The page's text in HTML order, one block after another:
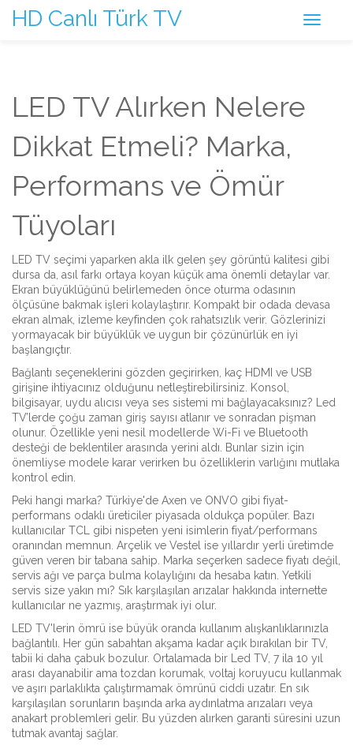
HD Canlı Türk TV
LED TV Alırken Nelere
Dikkat Etmeli? Marka,
Performans ve Ömür
Tüyoları
LED TV seçimi yaparken akla ilk gelen şey görüntü kalitesi gibi
dursa da, asıl farkı ortaya koyan küçük ama önemli detaylar var.
Ekran büyüklüğünü belirlemeden önce oturma odasının
ölçüsüne bakmak işleri kolaylaştırır. Kompakt bir odada devasa
ekran almak, izleme keyfinden çok rahatsızlık verir. Gözlerinizi
yormayacak bir büyüklük ve uygun bir çözünürlük en iyi
başlangıçtır.
Bağlantı seçeneklerini gözden geçirirken, kaç HDMI ve USB
girişine ihtiyacınız olduğunu netleştirebilirsiniz. Konsol,
bilgisayar, uydu alıcısı veya ses sistemi mi bağlayacaksınız? Led
TV’lerde çoğu zaman giriş sayısı atlanır ve sonradan pişman
olunur. Özellikle yeni nesil modellerde Wi-Fi ve Bluetooth
desteği de beklentiler arasında yerini aldı. Bunlar sizin için
önemliyse modele karar verirken bu özelliklerin varlığını mutlaka
kontrol edin.
Peki hangi marka? Türkiye'de Axen ve ONVO gibi fiyat-
performans odaklı üreticiler piyasada oldukça popüler. Bazı
kullanıcılar TCL gibi nispeten yeni isimlerin fiyat/performans
oranından memnun. Arçelik ve Vestel ise yıllardır yerli üretimde
güven veren bir tabana sahip. Marka seçerken sadece fiyatı değil,
servis ağı ve parça bulma kolaylığını da hesaba katın. Yetkili
servis size yakın mı? Sık karşılaşılan arızalar hakkında internette
kullanıcılar ne yazmış, araştırmak iyi olur.
LED TV'lerin ömrü ise büyük oranda kullanım alışkanlıklarınızla
bağlantılı. Her gün sabahtan akşama kadar açık bırakılan bir TV,
tabii ki daha çabuk bozulur. Ortalamada bir Led TV, 7 ila 10 yıl
arası dayanabilir ama tozdan korumak, voltaj koruyucu kullanmak
ve aşırı parlaklıkta çalıştırmamak ömrünü ciddi uzatır. En sık
karşılaşılan sorunların başında arka aydınlatma arızaları veya
anakart problemleri gelir. Bu yüzden alırken garanti süresini uzun
tutmak avantaj sağlar.